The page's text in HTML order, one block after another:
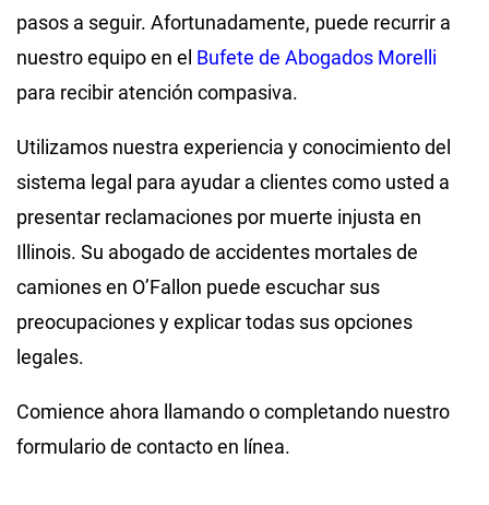
pasos a seguir. Afortunadamente, puede recurrir a
nuestro equipo en el Bufete de Abogados Morelli
para recibir atención compasiva.
Utilizamos nuestra experiencia y conocimiento del
sistema legal para ayudar a clientes como usted a
presentar reclamaciones por muerte injusta en
Illinois. Su abogado de accidentes mortales de
camiones en O’Fallon puede escuchar sus
preocupaciones y explicar todas sus opciones
legales.
Comience ahora llamando o completando nuestro
formulario de contacto en línea.